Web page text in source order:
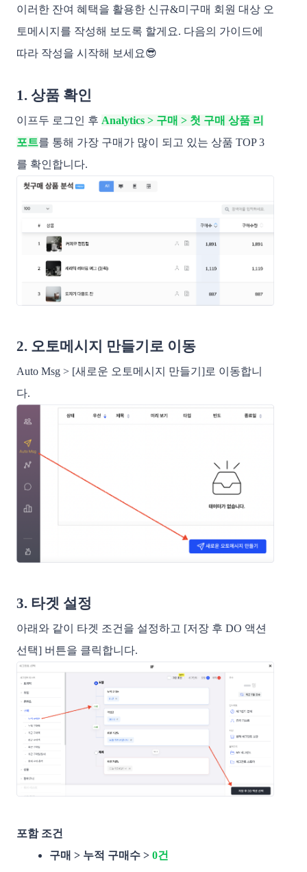
이러한 잔여 혜택을 활용한 신규&미구매 회원 대상 오
토메시지를 작성해 보도록 할게요. 다음의 가이드에
따라 작성을 시작해 보세요😎
1. 상품 확인
이프두 로그인 후 Analytics > 구매 > 첫 구매 상품 리
포트를 통해 가장 구매가 많이 되고 있는 상품 TOP 3
를 확인합니다.
2. 오토메시지 만들기로 이동
Auto Msg > [새로운 오토메시지 만들기]로 이동합니
다.
3. 타겟 설정
아래와 같이 타겟 조건을 설정하고 [저장 후 DO 액션
선택] 버튼을 클릭합니다.
포함 조건
구매 > 누적 구매수 > 0건